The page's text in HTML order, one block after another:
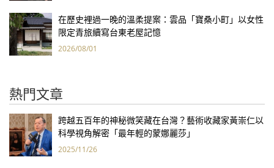
在歷史裡過一晚的溫柔提案：雲品「寶桑小町」以女性
限定青旅續寫台東老屋記憶
2026/08/01
熱門文章
跨越五百年的神秘微笑藏在台灣？藝術收藏家黃崇仁以
科學視角解密「最年輕的蒙娜麗莎」
2025/11/26